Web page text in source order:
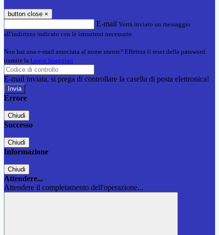
button close ×
E-mail Verrà inviato un messaggio
all'indirizzo indicato con le istruzioni necessarie.
Non hai una e-mail associata al nome utente? Effettua il reset della password
tramite la Login Spaggiari
E-mail inviata, si prega di controllare la casella di posta elettronica!
Errore
Chiudi
Successo
Chiudi
Informazione
Chiudi
Attendere...
Attendere il completamento dell'operazione...